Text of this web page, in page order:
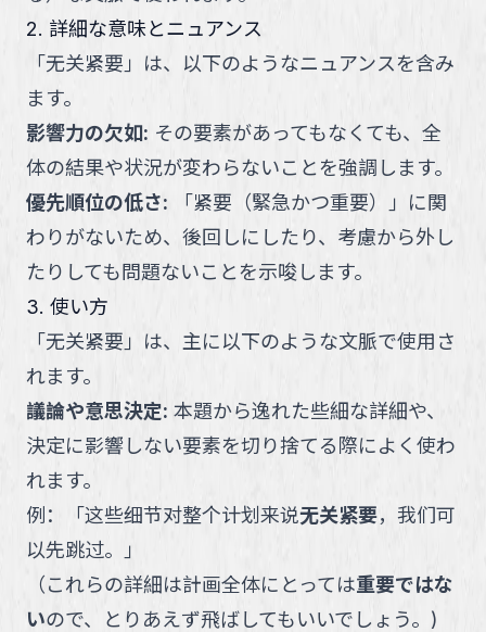
2. 詳細な意味とニュアンス
「无关紧要 」 は、以下のようなニュアンスを含み
ます。
影響力の欠如: その要素があってもなくても、全
体の結果や状況が変わらないことを強調します。
優先順位の低さ:
「紧要（緊急かつ重要）」に関
わりがないため、後回しにしたり、考慮から外し
たりしても問題ないことを示唆します。
3. 使い方
「无关紧要 」 は、主に以下のような文脈で使用さ
れます。
議論や意思決定: 本題から逸れた些細な詳細や、
決定に影響しない要素を切り捨てる際によく使わ
れます。
例：
「这些细节对整个计划来说无关紧要，我们可
以先跳过。
」
（これらの詳細は計画全体にとっては重要ではな
いので、とりあえず飛ばしてもいいでしょう。 )